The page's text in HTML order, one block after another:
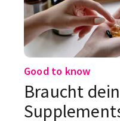
Good to know
Braucht